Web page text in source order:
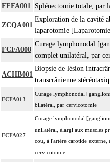
FFFA001 Splénectomie totale, par
ZCQA001
Exploration de la cavité
laparotomie
FCFA008
Curage lymphonodal
complet unilatéral, par
ACHB001
Biopsie de lésion
transcrânienne
FCFA013
Curage lymphonodal
bilatéral, par cervicotomie
FCFA027
Curage lymphonodal
unilatéral, élargi aux muscles
cou, à l'artère carotide externe,
cervicotomie